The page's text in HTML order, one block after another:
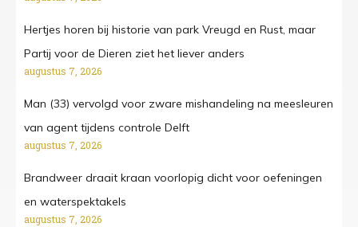
Hertjes horen bij historie van park Vreugd en Rust, maar
Partij voor de Dieren ziet het liever anders
augustus 7, 2026
Man (33) vervolgd voor zware mishandeling na meesleuren
van agent tijdens controle Delft
augustus 7, 2026
Brandweer draait kraan voorlopig dicht voor oefeningen
en waterspektakels
augustus 7, 2026